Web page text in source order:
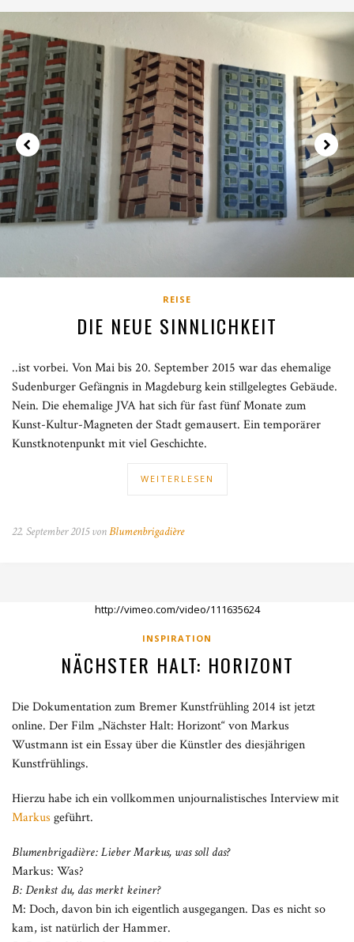
REISE
DIE NEUE SINNLICHKEIT
..ist vorbei. Von Mai bis 20. September 2015 war das ehemalige
Sudenburger Gefängnis in Magdeburg kein stillgelegtes Gebäude.
Nein. Die ehemalige JVA hat sich für fast fünf Monate zum
Kunst-Kultur-Magneten der Stadt gemausert. Ein temporärer
Kunstknotenpunkt mit viel Geschichte.
WEITERLESEN
22. September 2015 vonBlumenbrigadière
http://vimeo.com/video/111635624
INSPIRATION
NÄCHSTER HALT: HORIZONT
Die Dokumentation zum Bremer Kunstfrühling 2014 ist jetzt
online. Der Film „Nächster Halt: Horizont“ von Markus
Wustmann ist ein Essay über die Künstler des diesjährigen
Kunstfrühlings.
Hierzu habe ich ein vollkommen unjournalistisches Interview mit
Markus geführt.
Blumenbrigadière: Lieber Markus, was soll das?
Markus: Was?
B: Denkst du, das merkt keiner?
M: Doch, davon bin ich eigentlich ausgegangen. Das es nicht so
kam, ist natürlich der Hammer.